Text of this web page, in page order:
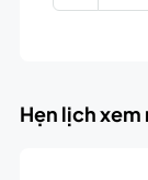
Hẹn lịch xem